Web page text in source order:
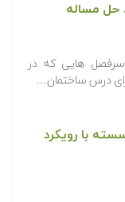
حل مساله
هایی که در
درس ساختمان…
با رویکرد